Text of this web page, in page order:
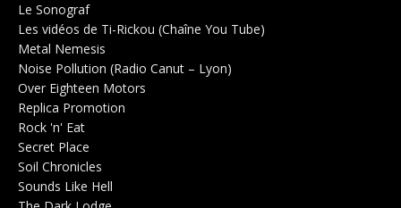
Le SonografSalle de concerts 0
Les vidéos de Ti-Rickou (Chaîne You Tube)
Metal Nemesis
Noise Pollution (Radio Canut – Lyon)
Over Eighteen Motors
Replica Promotion
Rock 'n' Eat
Secret Place
Soil Chronicles
Sounds Like Hell